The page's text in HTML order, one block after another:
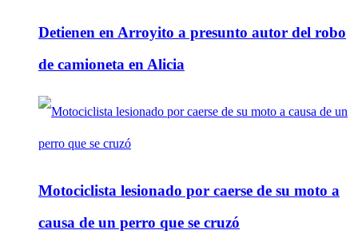
Detienen en Arroyito a presunto autor del robo
de camioneta en Alicia
Motociclista lesionado por caerse de su moto a
causa de un perro que se cruzó